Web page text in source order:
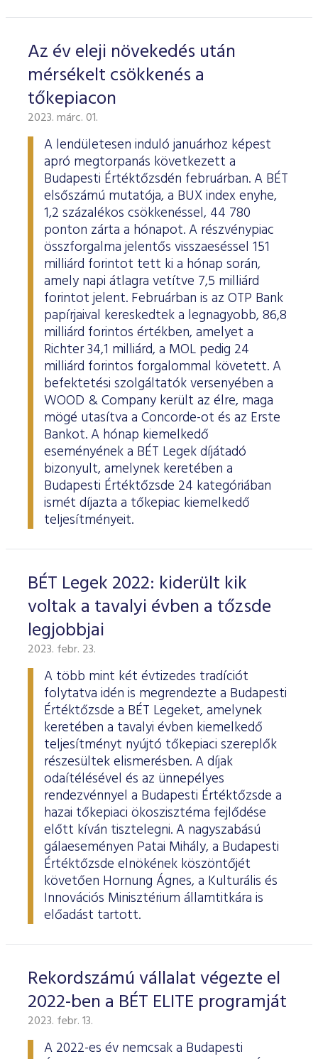
Az év eleji növekedés után
mérsékelt csökkenés a
tőkepiacon
2023. márc. 01.
A lendületesen induló januárhoz képest
apró megtorpanás következett a
Budapesti Értéktőzsdén februárban. A BÉT
elsőszámú mutatója, a BUX index enyhe,
1,2 százalékos csökkenéssel, 44 780
ponton zárta a hónapot. A részvénypiac
összforgalma jelentős visszaeséssel 151
milliárd forintot tett ki a hónap során,
amely napi átlagra vetítve 7,5 milliárd
forintot jelent. Februárban is az OTP Bank
papírjaival kereskedtek a legnagyobb, 86,8
milliárd forintos értékben, amelyet a
Richter 34,1 milliárd, a MOL pedig 24
milliárd forintos forgalommal követett. A
befektetési szolgáltatók versenyében a
WOOD & Company került az élre, maga
mögé utasítva a Concorde-ot és az Erste
Bankot. A hónap kiemelkedő
eseményének a BÉT Legek díjátadó
bizonyult, amelynek keretében a
Budapesti Értéktőzsde 24 kategóriában
ismét díjazta a tőkepiac kiemelkedő
teljesítményeit.
BÉT Legek 2022: kiderült kik
voltak a tavalyi évben a tőzsde
legjobbjai
2023. febr. 23.
A több mint két évtizedes tradíciót
folytatva idén is megrendezte a Budapesti
Értéktőzsde a BÉT Legeket, amelynek
keretében a tavalyi évben kiemelkedő
teljesítményt nyújtó tőkepiaci szereplők
részesültek elismerésben. A díjak
odaítélésével és az ünnepélyes
rendezvénnyel a Budapesti Értéktőzsde a
hazai tőkepiaci ökoszisztéma fejlődése
előtt kíván tisztelegni. A nagyszabású
gálaeseményen Patai Mihály, a Budapesti
Értéktőzsde elnökének köszöntőjét
követően Hornung Ágnes, a Kulturális és
Innovációs Minisztérium államtitkára is
előadást tartott.
Rekordszámú vállalat végezte el
2022-ben a BÉT ELITE programját
2023. febr. 13.
A 2022-es év nemcsak a Budapesti